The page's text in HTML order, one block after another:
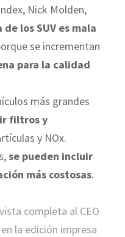
Nick Molden,
de los SUV es mala
se incrementan
para la calidad
más grandes
filtros y
y NOx.
se pueden incluir
más costosas.
completa al CEO
la edición impresa